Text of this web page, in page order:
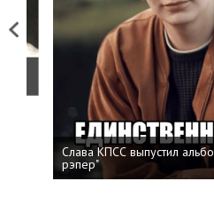
Previous
Слава КПСС выпустил
рэпер"